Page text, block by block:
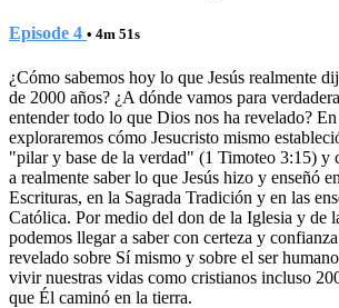
Episode 4 • 4m 51s
¿Cómo sabemos hoy lo que Jesús realmente
de 2000 años? ¿A dónde vamos para
entender todo lo que Dios nos ha revelado?
exploraremos cómo Jesucristo mismo
"pilar y base de la verdad" (1 Timoteo 3:15) y
a realmente saber lo que Jesús hizo y enseñó
Escrituras, en la Sagrada Tradición y en las
Católica. Por medio del don de la Iglesia y de
podemos llegar a saber con certeza y
revelado sobre Sí mismo y sobre el ser
vivir nuestras vidas como cristianos incluso
que Él caminó en la tierra.